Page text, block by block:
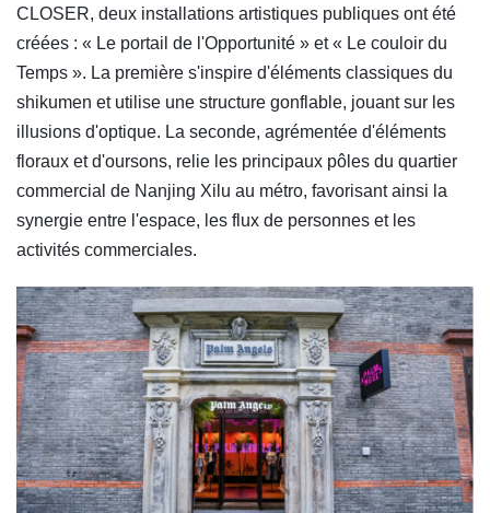
CLOSER, deux installations artistiques publiques ont été
créées : « Le portail de l'Opportunité » et « Le couloir du
Temps ». La première s'inspire d'éléments classiques du
shikumen et utilise une structure gonflable, jouant sur les
illusions d'optique. La seconde, agrémentée d'éléments
floraux et d'oursons, relie les principaux pôles du quartier
commercial de Nanjing Xilu au métro, favorisant ainsi la
synergie entre l'espace, les flux de personnes et les
activités commerciales.